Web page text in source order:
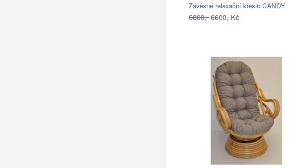
Závěsné relaxační křeslo CANDY
6800,-6600,-Kč